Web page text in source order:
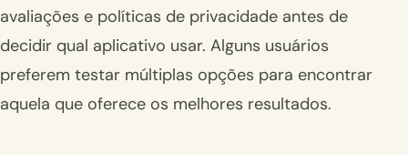
avaliações e políticas de privacidade antes de
decidir qual aplicativo usar. Alguns usuários
preferem testar múltiplas opções para encontrar
aquela que oferece os melhores resultados.